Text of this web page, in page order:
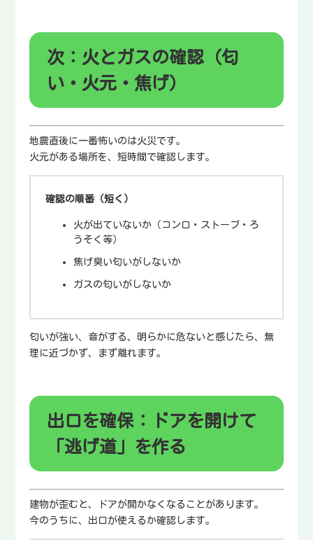
次：火とガスの確認（匂
い・火元・焦げ）
地震直後に一番怖いのは火災です。
火元がある場所を、短時間で確認します。
確認の順番（短く）
火が出ていないか（コンロ・ストーブ・ろ
うそく等）
焦げ臭い匂いがしないか
ガスの匂いがしないか
匂いが強い、音がする、明らかに危ないと感じたら、無
理に近づかず、まず離れます。
出口を確保：ドアを開けて
「逃げ道」を作る
建物が歪むと、ドアが開かなくなることがあります。
今のうちに、出口が使えるか確認します。